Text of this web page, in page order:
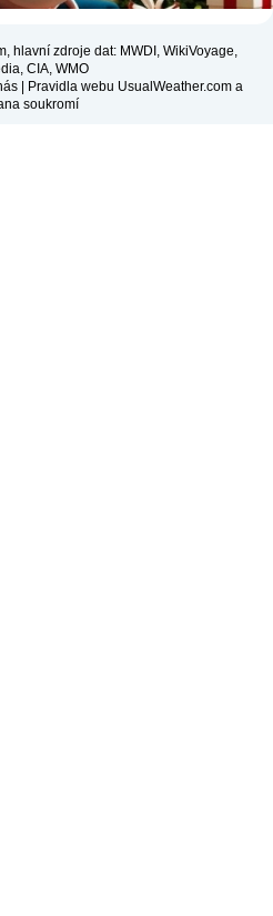
hlavní zdroje dat: MWDI, WikiVoyage,
CIA, WMO
| Pravidla webu UsualWeather.com a
soukromí